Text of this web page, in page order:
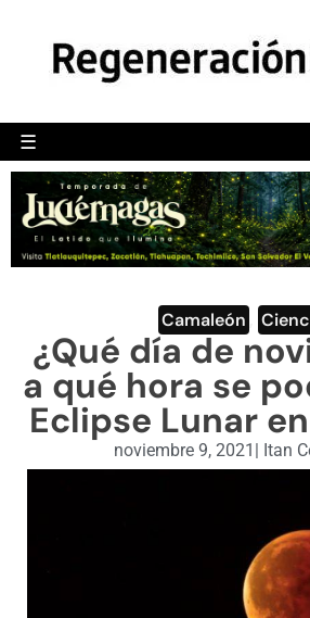
☰
POLÍTICA
CAMALEÓN
OPINIÓN
DEPORTES
ENGLISH
VIDEOS
Camaleón
¿Qué día de
a qué hora se
Eclipse Lunar
noviembre 9, 2021 | Itan